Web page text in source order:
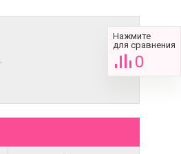
Нажмите
для сравнения
0